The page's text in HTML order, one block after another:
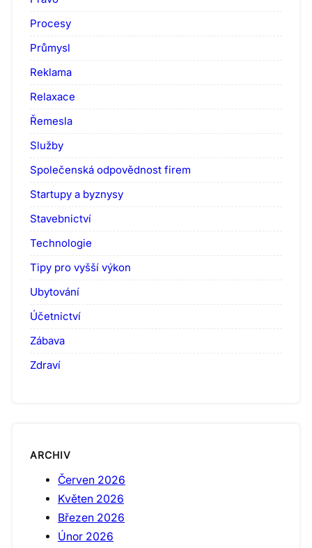
Procesy
Průmysl
Reklama
Relaxace
Řemesla
Služby
Společenská odpovědnost firem
Startupy a byznysy
Stavebnictví
Technologie
Tipy pro vyšší výkon
Ubytování
Účetnictví
Zábava
Zdraví
ARCHIV
Červen 2026
Květen 2026
Březen 2026
Únor 2026